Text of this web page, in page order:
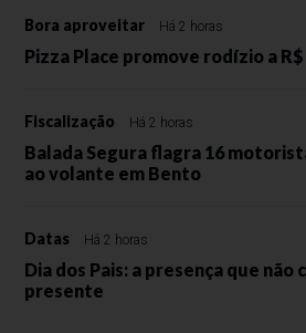
Bora aproveitar Há 2 horas
Pizza Place promove rodízio a
Fiscalização Há 2 horas
Balada Segura flagra 16
ao volante em Bento
Datas Há 2 horas
Dia dos Pais: a presença que
presente